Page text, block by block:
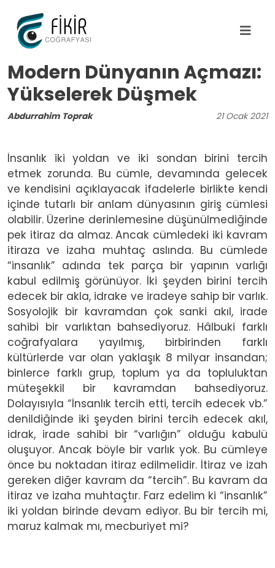
Modern Dünyanın Açmazı:
Yükselerek Düşmek
Abdurrahim Toprak 21 Ocak 2021
İnsanlık iki yoldan ve iki sondan birini tercih
etmek zorunda. Bu cümle, devamında gelecek
ve kendisini açıklayacak ifadelerle birlikte kendi
içinde tutarlı bir anlam dünyasının giriş cümlesi
olabilir. Üzerine derinlemesine düşünülmediğinde
pek itiraz da almaz. Ancak cümledeki iki kavram
itiraza ve izaha muhtaç aslında. Bu cümlede
“insanlık” adında tek parça bir yapının varlığı
kabul edilmiş görünüyor. İki şeyden birini tercih
edecek bir akla, idrake ve iradeye sahip bir varlık.
Sosyolojik bir kavramdan çok sanki akıl, irade
sahibi bir varlıktan bahsediyoruz. Hâlbuki farklı
coğrafyalara yayılmış, birbirinden farklı
kültürlerde var olan yaklaşık 8 milyar insandan;
binlerce farklı grup, toplum ya da topluluktan
müteşekkil bir kavramdan bahsediyoruz.
Dolayısıyla “İnsanlık tercih etti, tercih edecek vb.”
denildiğinde iki şeyden birini tercih edecek akıl,
idrak, irade sahibi bir “varlığın” olduğu kabulü
oluşuyor. Ancak böyle bir varlık yok. Bu cümleye
önce bu noktadan itiraz edilmelidir. İtiraz ve izah
gereken diğer kavram da “tercih”. Bu kavram da
itiraz ve izaha muhtaçtır. Farz edelim ki “insanlık”
iki yoldan birinde devam ediyor. Bu bir tercih mi,
maruz kalmak mı, mecburiyet mi?